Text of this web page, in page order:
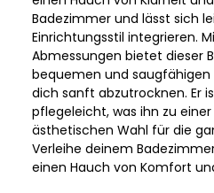
Badezimmer und lässt sich
Einrichtungsstil integrieren.
Abmessungen bietet dieser
bequemen und saugfähigen
dich sanft abzutrocknen. Er
pflegeleicht, was ihn zu
ästhetischen Wahl für die
Verleihe deinem
einen Hauch von Komfort